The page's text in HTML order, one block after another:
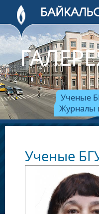
Ученые
Журналы
Ученые